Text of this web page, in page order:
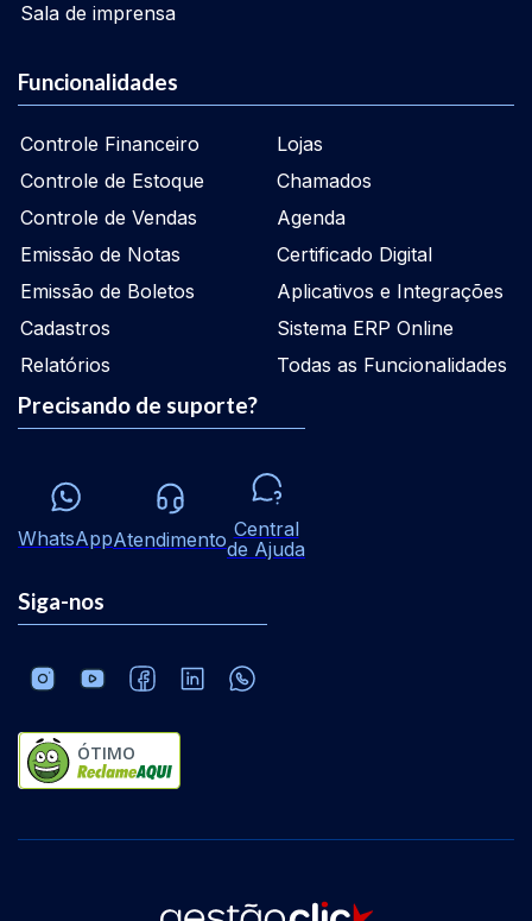
Sala de imprensa
Funcionalidades
Controle Financeiro
Controle de Estoque
Controle de Vendas
Emissão de Notas
Emissão de Boletos
Cadastros
Relatórios
Lojas
Chamados
Agenda
Certificado Digital
Aplicativos e Integrações
Sistema ERP Online
Todas as Funcionalidades
Precisando de suporte?
WhatsAppAtendimento Central
de Ajuda
Siga-nos
ÓTIMO